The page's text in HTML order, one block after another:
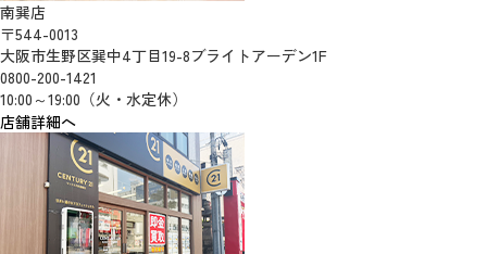
南巽店
〒544-0013
大阪市生野区巽中4丁目19-8ブライトアーデン1F
0800-200-1421
10:00～19:00（火・水定休）
店舗詳細へ